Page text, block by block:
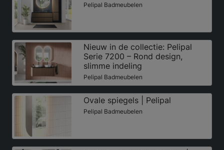
Pelipal Badmeubelen
Nieuw in de collectie: Pelipal
Serie 7200 – Rond design,
slimme indeling
Pelipal Badmeubelen
Ovale spiegels | Pelipal
Pelipal Badmeubelen